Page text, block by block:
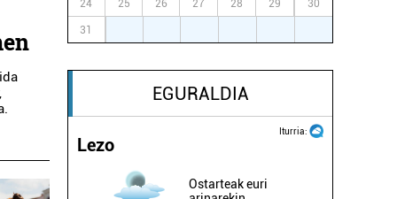
24 25 26 27 28 29 30
31
EGURALDIA
Iturria:
Lezo
Ostarteak euri